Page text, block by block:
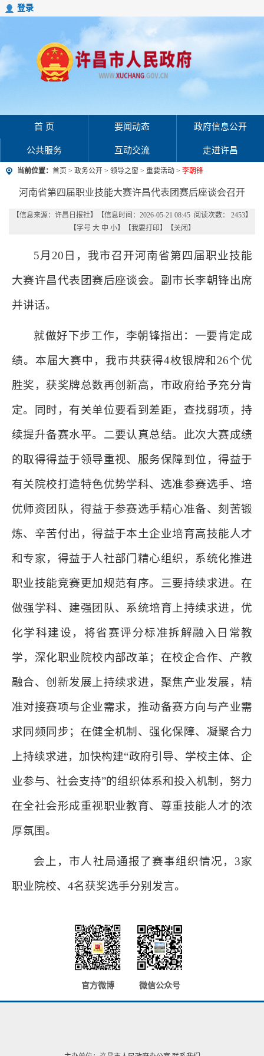
登录
首 页 要闻动态 政府信息公开
公共服务 互动交流 走进许昌
当前位置： 首页 > 政务公开 > 领导之窗 > 重要活动 > 李朝锋
河南省第四届职业技能大赛许昌代表团赛后座谈会召开
【信息来源： 许昌日报社】 【信息时间：2026-05-21 08:45 阅读次数： 2453】
【字号 大 中 小】【我要打印】【关闭 】
5月20日，我市召开河南省第四届职业技能
大赛许昌代表团赛后座谈会。副市长李朝锋出席
并讲话。
就做好下步工作，李朝锋指出：一要肯定成
绩。本届大赛中，我市共获得4枚银牌和26个优
胜奖，获奖牌总数再创新高，市政府给予充分肯
定。同时，有关单位要看到差距，查找弱项，持
续提升备赛水平。二要认真总结。此次大赛成绩
的取得得益于领导重视、服务保障到位，得益于
有关院校打造特色优势学科、选准参赛选手、培
优师资团队，得益于参赛选手精心准备、刻苦锻
炼、辛苦付出，得益于本土企业培育高技能人才
和专家，得益于人社部门精心组织，系统化推进
职业技能竞赛更加规范有序。三要持续求进。在
做强学科、建强团队、系统培育上持续求进，优
化学科建设，将省赛评分标准拆解融入日常教
学，深化职业院校内部改革；在校企合作、产教
融合、创新发展上持续求进，聚焦产业发展，精
准对接赛项与企业需求，推动备赛方向与产业需
求同频同步；在健全机制、强化保障、凝聚合力
上持续求进，加快构建“政府引导、学校主体、企
业参与、社会支持”的组织体系和投入机制，努力
在全社会形成重视职业教育、尊重技能人才的浓
厚氛围。
会上，市人社局通报了赛事组织情况，3家
职业院校、4名获奖选手分别发言。
官方微博 微信公众号